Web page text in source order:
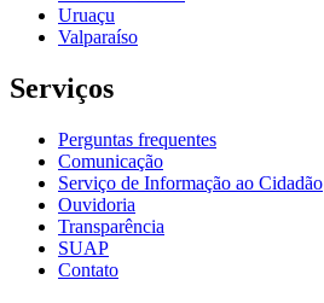
Uruaçu
Valparaíso
Serviços
Perguntas frequentes
Comunicação
Serviço de Informação ao Cidadão
Ouvidoria
Transparência
SUAP
Contato